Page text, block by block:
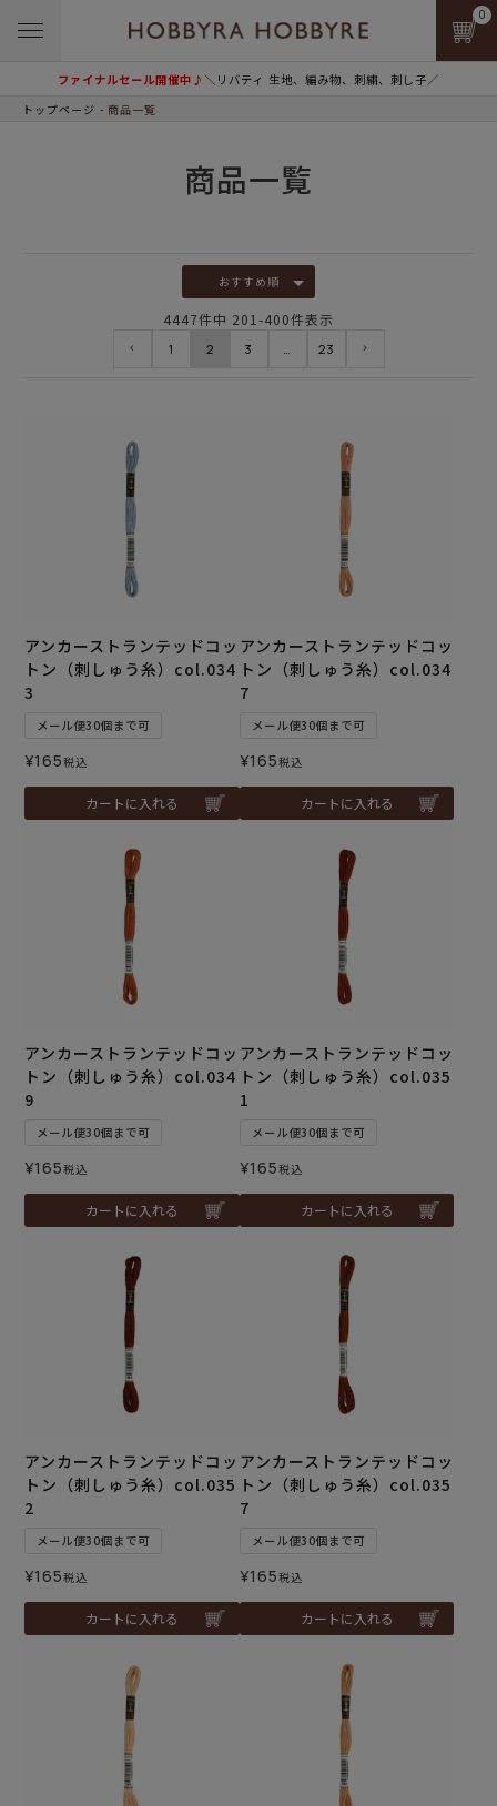
ファイナルセール開催中♪＼リバティ 生地、編み物、刺繍、刺し子／
0
トップページ 商品一覧
商品一覧
おすすめ順
4447件中 201 -400件表示
1 2 3 23
アンカーストランテッドコッ
トン（刺しゅう糸）col.034
3
メール便30個まで可
¥165税込
カートに入れる
アンカーストランテッドコッ
トン（刺しゅう糸）col.034
7
メール便30個まで可
¥165税込
カートに入れる
アンカーストランテッドコッ
トン（刺しゅう糸）col.034
9
メール便30個まで可
¥165税込
カートに入れる
アンカーストランテッドコッ
トン（刺しゅう糸）col.035
1
メール便30個まで可
¥165税込
カートに入れる
アンカーストランテッドコッ
トン（刺しゅう糸）col.035
2
メール便30個まで可
¥165税込
カートに入れる
アンカーストランテッドコッ
トン（刺しゅう糸）col.035
7
メール便30個まで可
¥165税込
カートに入れる